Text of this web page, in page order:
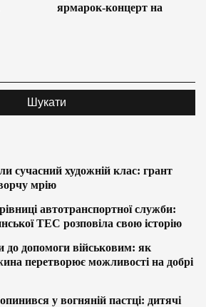
ярмарок-концерт на
сучасний художній клас: грант
мрію
автотранспортної служби:
ТЕС розповіла свою історію
до допомоги військовим: як
перетворює можливості на добрі
у вогняній пастці: дитячі